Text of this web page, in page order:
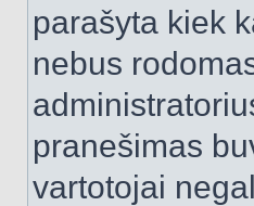
parašyta kiek
nebus
pranešimas
vartotojai